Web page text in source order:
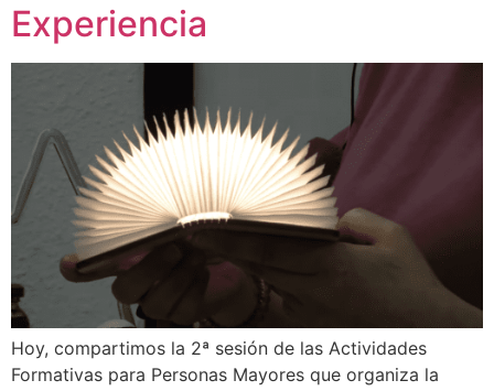
Experiencia
Hoy, compartimos la 2ª sesión de las Actividades
Formativas para Personas Mayores que organiza la